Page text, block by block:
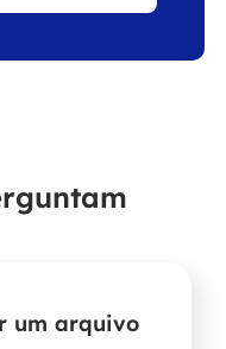
um arquivo